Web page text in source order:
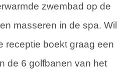
zwembad op de
masseren in de spa. Wil
receptie boekt graag een
de 6 golfbanen van het